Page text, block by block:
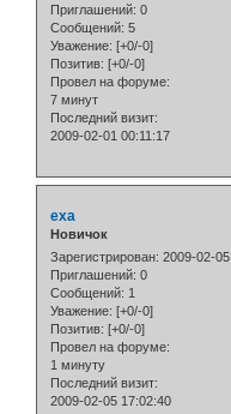
Приглашений: 0
Сообщений: 5
Уважение: [+0/-0]
Позитив: [+0/-0]
Провел на форуме:
7 минут
Последний визит:
2009-02-01 00:11:17
exa
Новичок
Зарегистрирован: 2009-02-05
Приглашений: 0
Сообщений: 1
Уважение: [+0/-0]
Позитив: [+0/-0]
Провел на форуме:
1 минуту
Последний визит:
2009-02-05 17:02:40